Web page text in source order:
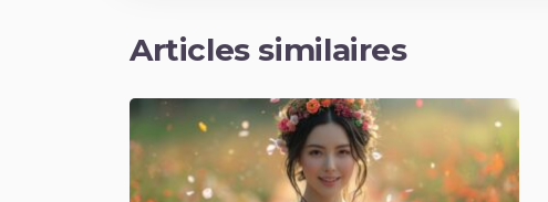
Articles similaires